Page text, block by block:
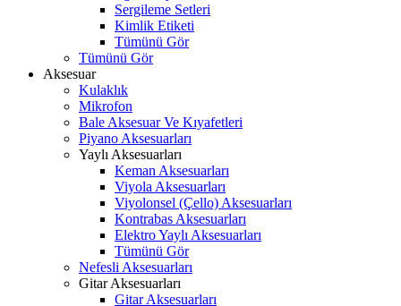
Sergileme Setleri
Kimlik Etiketi
Tümünü Gör
Tümünü Gör
Aksesuar
Kulaklık
Mikrofon
Bale Aksesuar Ve Kıyafetleri
Piyano Aksesuarları
Yaylı Aksesuarları
Keman Aksesuarları
Viyola Aksesuarları
Viyolonsel (Çello) Aksesuarları
Kontrabas Aksesuarları
Elektro Yaylı Aksesuarları
Tümünü Gör
Nefesli Aksesuarları
Gitar Aksesuarları
Gitar Aksesuarları